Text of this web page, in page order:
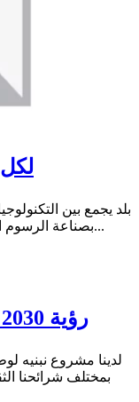
لكل
بلد يجمع بين
بصناعة الرسوم المتحركة وثقافة الأنمي‏. ربما لم يكن اختياري...
رؤية 2030 أعظم مما كتب وسيكتب عنها
بمختلف شرائحنا